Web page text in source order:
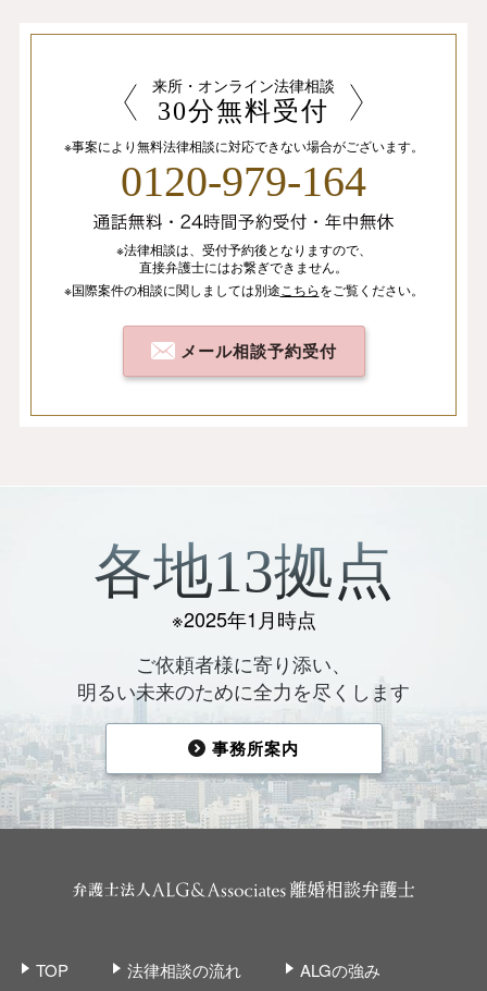
来所・オンライン法律相談
30分無料受付
※事案により無料法律相談に対応できない場合がございます。
0120-979-164
※法律相談は、 受付予約後となりますので、
直接弁護士にはお繋ぎできません。
※国際案件の相談に関しましては別途 こちらをご覧ください。
メール相談予約受付
各地13拠点
※2025年1月時点
ご依頼者様に寄り添い、
明るい未来のために全力を尽くします
事務所案内
TOP 法律相談の流れ
ALGの強み